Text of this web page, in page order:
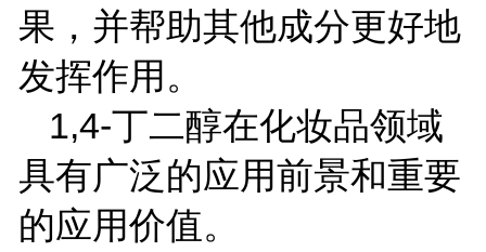
果，并帮助其他成分更好地
发挥作用。
1,4-丁二醇在化妆品领域
具有广泛的应用前景和重要
的应用价值。